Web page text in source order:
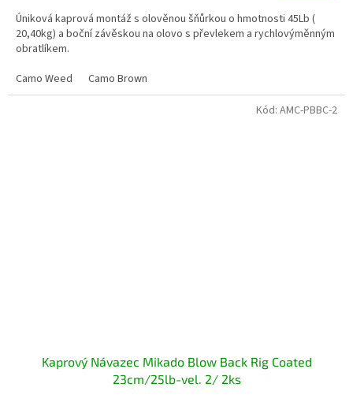
Úniková kaprová montáž s olověnou šňůrkou o hmotnosti 45Lb (
20,40kg) a boční závěskou na olovo s převlekem a rychlovýměnným
obratlíkem.
Camo Weed
Camo Brown
Kaprový Návazec Mikado Blow Back Rig Coated
23cm/25lb-vel. 2/ 2ks
Kód: AMC-PBBC-2